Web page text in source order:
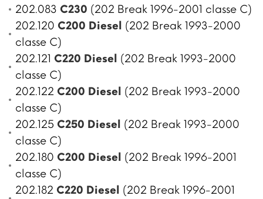
202.083 C230 (202 Break 1996-2001 classe C)
202.120 C200 Diesel (202 Break 1993-2000
classe C)
202.121 C220 Diesel (202 Break 1993-2000
classe C)
202.122 C200 Diesel (202 Break 1993-2000
classe C)
202.125 C250 Diesel (202 Break 1993-2000
classe C)
202.180 C200 Diesel (202 Break 1996-2001
classe C)
202.182 C220 Diesel (202 Break 1996-2001